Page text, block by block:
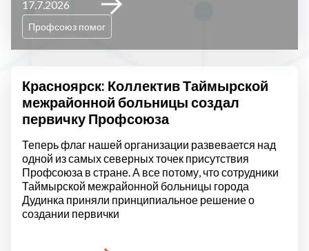
17.7.2026
Профсоюз помог
Красноярск: Коллектив Таймырской
межрайонной больницы создал
первичку Профсоюза
Теперь флаг нашей организации развевается над
одной из самых северных точек присутствия
Профсоюза в стране. А все потому, что сотрудники
Таймырской межрайонной больницы города
Дудинка приняли принципиальное решение о
создании первички